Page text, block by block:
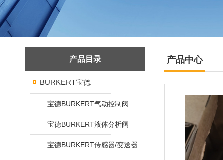
产品目录
BURKERT宝德
宝德BURKERT气动控制阀
宝德BURKERT液体分析阀
宝德BURKERT传感器/变送器
产品中心